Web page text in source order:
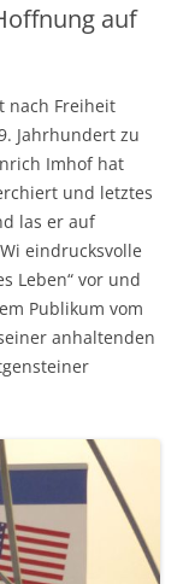
auf
nach Freiheit
Jahrhundert zu
Imhof hat
und letztes
las er auf
eindrucksvolle
Leben“ vor und
Publikum vom
anhaltenden